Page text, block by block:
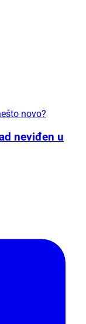
novo?
neviđen u